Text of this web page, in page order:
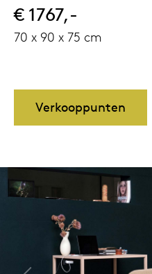
€ 1767,-
70 x 90 x 75 cm
Verkooppunten